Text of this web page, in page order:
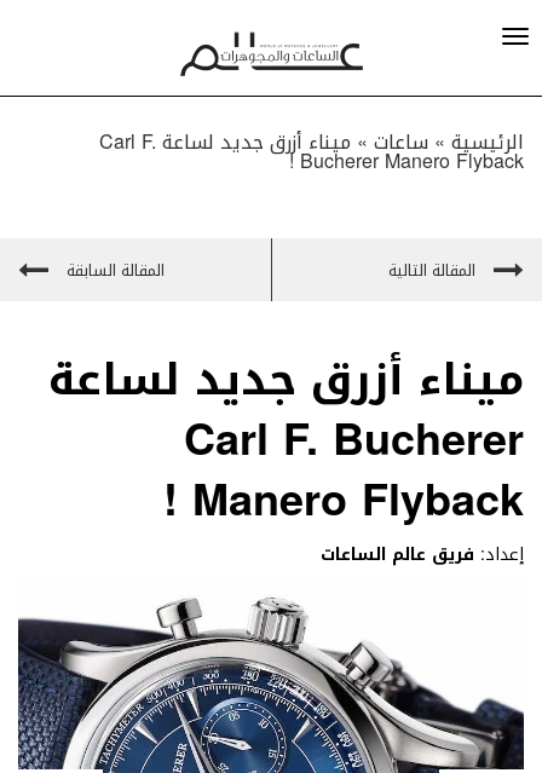
الرئيسية » ساعات» ميناء أزرق جديد لساعة Carl F.
Bucherer Manero Flyback !
المقالة التالية المقالة السابقة
ميناء أزرق جديد لساعة
Carl F. Bucherer
Manero Flyback !
إعداد: فريق عالم الساعات